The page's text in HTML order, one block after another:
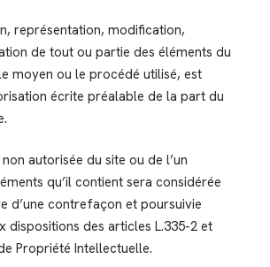
représentation, modification,
de tout ou partie des éléments du
moyen ou le procédé utilisé, est
écrite préalable de la part du
autorisée du site ou de l’un
qu’il contient sera considérée
d’une contrefaçon et poursuivie
dispositions des articles L.335-2 et
Propriété Intellectuelle.